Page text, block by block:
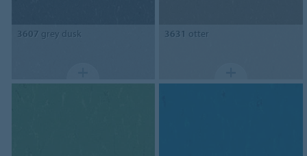
3607 grey dusk 3631 otter